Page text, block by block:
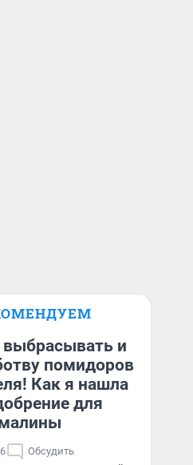
и
помидоров
Как я нашла
для
Обсудить